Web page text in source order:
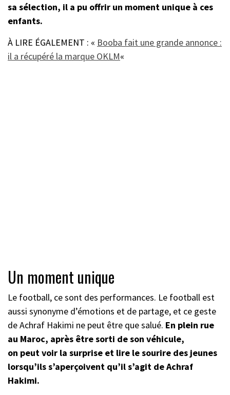
sa sélection, il a pu offrir un moment unique à ces
enfants.
À LIRE ÉGALEMENT : « Booba fait une grande annonce :
il a récupéré la marque OKLM«
Un moment unique
Le football, ce sont des performances. Le football est
aussi synonyme d’émotions et de partage, et ce geste
de Achraf Hakimi ne peut être que salué. En plein rue
au Maroc, après être sorti de son véhicule,
on peut voir la surprise et lire le sourire des jeunes
lorsqu’ils s’aperçoivent qu’il s’agit de Achraf
Hakimi.